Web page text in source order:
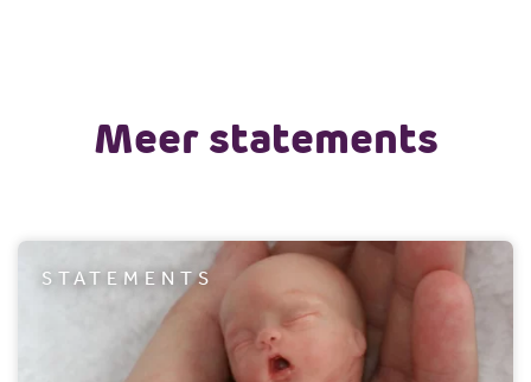
Meer statements
STATEMENTS